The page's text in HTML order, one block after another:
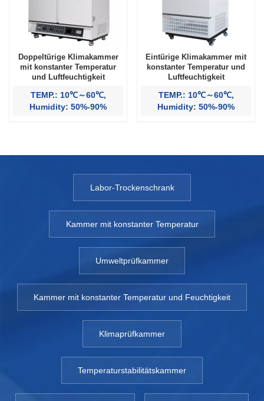
Doppeltürige Klimakammer
mit konstanter Temperatur
und Luftfeuchtigkeit
TEMP.: 10℃～60℃,
Humidity: 50%-90%
Eintürige Klimakammer mit
konstanter Temperatur und
Luftfeuchtigkeit
TEMP.: 10℃～60℃,
Humidity: 50%-90%
Labor-Trockenschrank
Kammer mit konstanter Temperatur
Umweltprüfkammer
Kammer mit konstanter Temperatur und Feuchtigkeit
Klimaprüfkammer
Temperaturstabilitätskammer